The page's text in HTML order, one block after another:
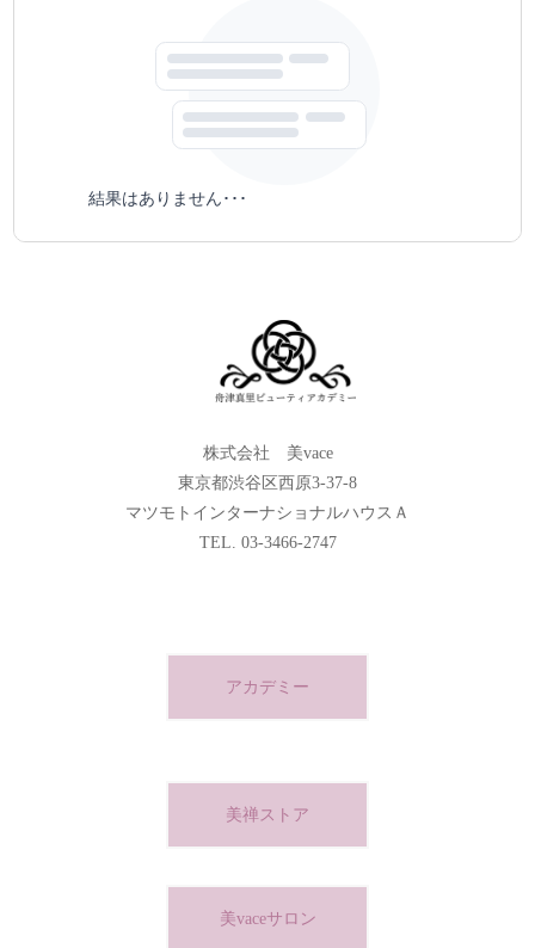
結果はありません･･･
株式会社 美vace
東京都渋谷区西原3-37-8
マツモトインターナショナルハウスＡ
TEL. 03-3466-2747
アカデミー
美禅ストア
美vaceサロン